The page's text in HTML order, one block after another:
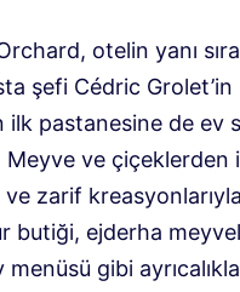
otelin yanı
şefi Cédric
ilk pastanesine de ev
Meyve ve çiçeklerden
zarif
butiği, ejderha
menüsü gibi